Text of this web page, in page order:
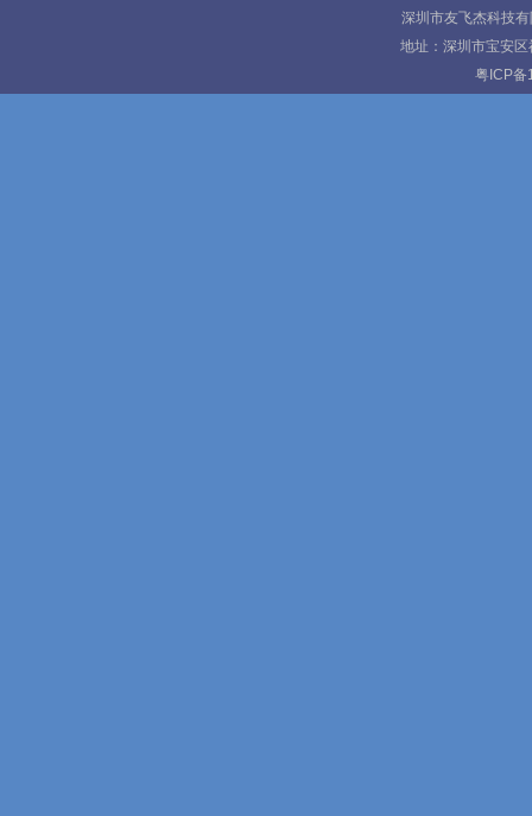
深圳市友飞杰科技
地址：深圳市宝安
粤ICP备